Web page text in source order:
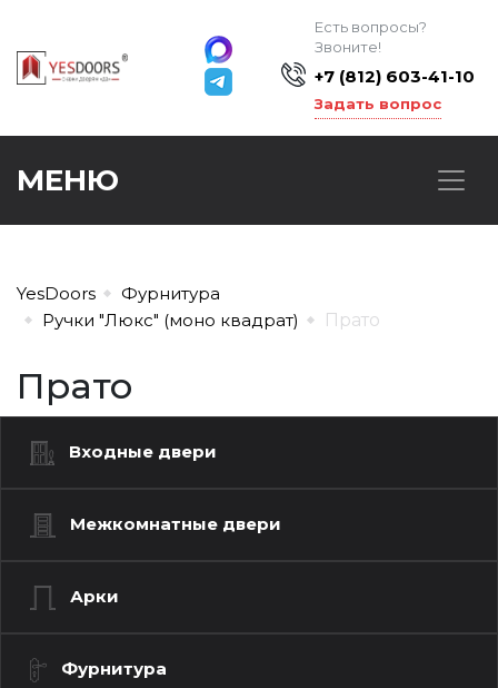
Есть вопросы?
Звоните!
+7 (812) 603-41-10
Задать вопрос
МЕНЮ
YesDoors
Фурнитура
Ручки "Люкс" (моно квадрат)
Прато
Прато
Входные двери
Межкомнатные двери
Арки
Фурнитура